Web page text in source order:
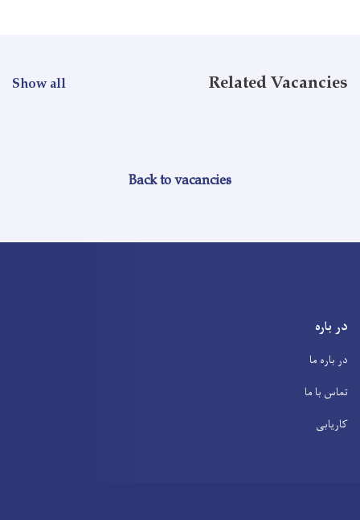
Related Vacancies
Show all
Back to vacancies
در باره
در باره ما
تماس با ما
کاریابی